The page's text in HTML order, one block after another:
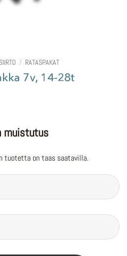
/ RATASPAKAT
7v, 14-28t
muistutus
tuotetta on taas saatavilla.